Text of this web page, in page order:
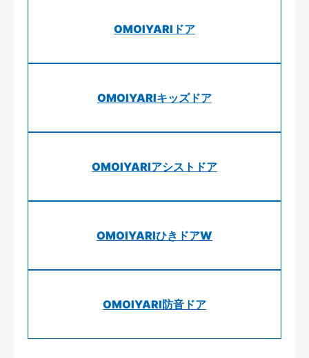
OMOIYARIドア
OMOIYARIキッズドア
OMOIYARIアシストドア
OMOIYARIひきドアW
OMOIYARI防音ドア